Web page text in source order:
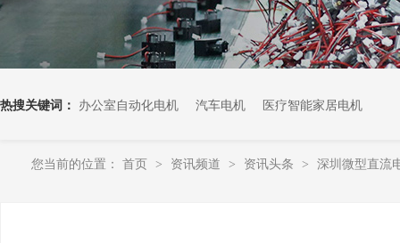
热搜关键词： 办公室自动化电机 汽车电机 医疗智能家居电机
您当前的位置： 首页 > 资讯频道 > 资讯头条 > 深圳微型直流